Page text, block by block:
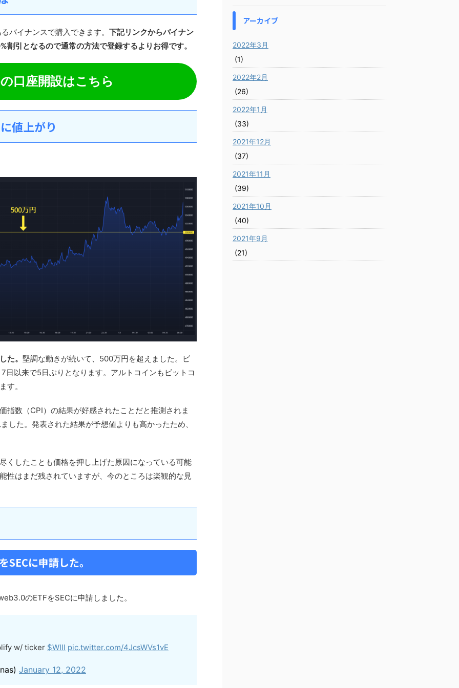
バイナンスで購入できます。 下記リンクからバイナン
割引となるので通常の方法で登録するよりお得です。
口座開設はこちら
値上がり
た。 堅調な動きが続いて、500万円を超えました。ビ
日以来で5日ぶりとなります。アルトコインもビットコ
す。
指数（CPI）の結果が好感されたことだと推測されま
した。発表された結果が予想値よりも高かったため、
くしたことも価格を押し上げた原因になっている可能
性はまだ残されていますが、今のところは楽観的な見
に申請した。
のETFをSECに申請しました。
w/ ticker $WIII pic.twitter.com/4JcsWVs1vE
January 12, 2022
アーカイブ
2022年3月
(1)
2022年2月
(26)
2022年1月
(33)
2021年12月
(37)
2021年11月
(39)
2021年10月
(40)
2021年9月
(21)